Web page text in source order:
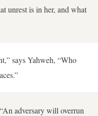
unrest is in her, and what
says Yahweh, “Who
adversary will overrun